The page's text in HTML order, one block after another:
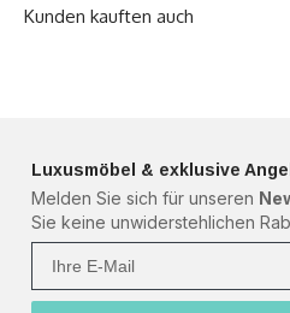
Luxusmöbel & exklusive
Melden Sie sich für unseren
Sie keine unwiderstehlichen